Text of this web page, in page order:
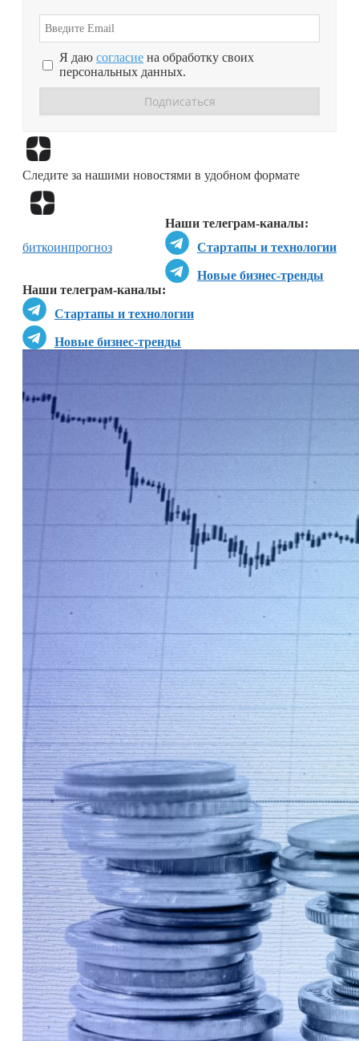
Я даю согласие на обработку своих
персональных данных.
Следите за нашими новостями в удобном формате
Наши телеграм-каналы:
Стартапы и технологии
Новые бизнес-тренды
Наши телеграм-каналы:
Стартапы и технологии
Новые бизнес-тренды
биткоинпрогноз